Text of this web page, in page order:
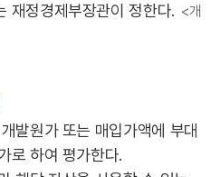
재정경제부장관이 정한다. <개
발원가 또는 매입가액에 부대
로 하여 평가한다.